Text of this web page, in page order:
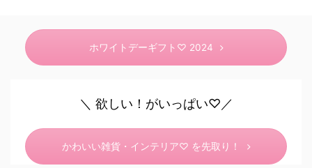
ホワイトデーギフト♡ 2024
＼ 欲しい！がいっぱい♡／
かわいい雑貨・インテリア♡ を先取り！